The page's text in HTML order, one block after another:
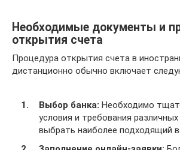
Необходимые документы и
открытия счета
Процедура открытия счета в
дистанционно обычно включает
Выбор банка: Необходимо
условия и требования
выбрать наиболее подходящий